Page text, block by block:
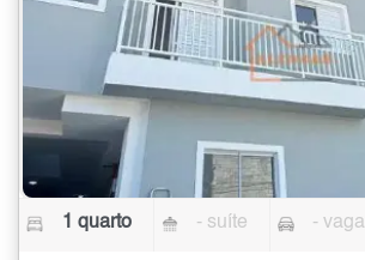
1 quarto - suíte - vaga